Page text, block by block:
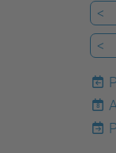
<
<
8